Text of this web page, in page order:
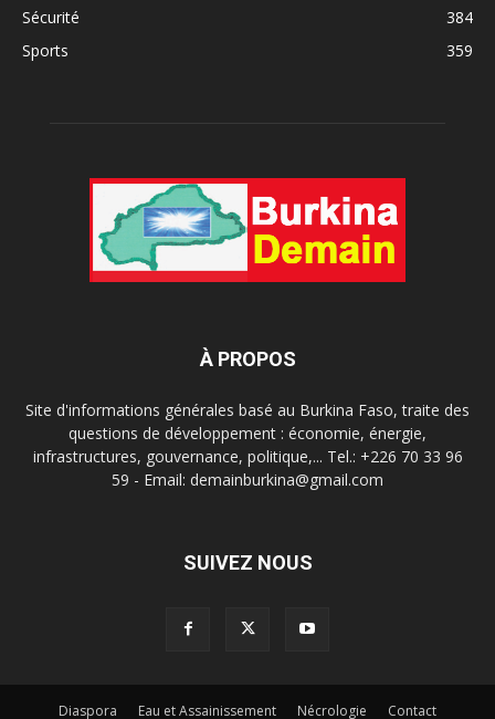
Sécurité
384
Sports
359
À PROPOS
Site d'informations générales basé au Burkina Faso, traite des
questions de développement : économie, énergie,
infrastructures, gouvernance, politique,... Tel.: +226 70 33 96
59 - Email: demainburkina@gmail.com
SUIVEZ NOUS
Diaspora Eau et Assainissement Nécrologie Contact